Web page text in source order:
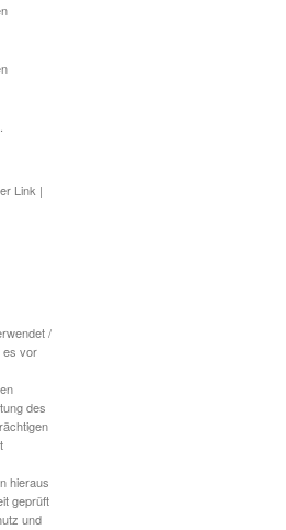
Link |
/
es vor
des
hieraus
geprüft
und